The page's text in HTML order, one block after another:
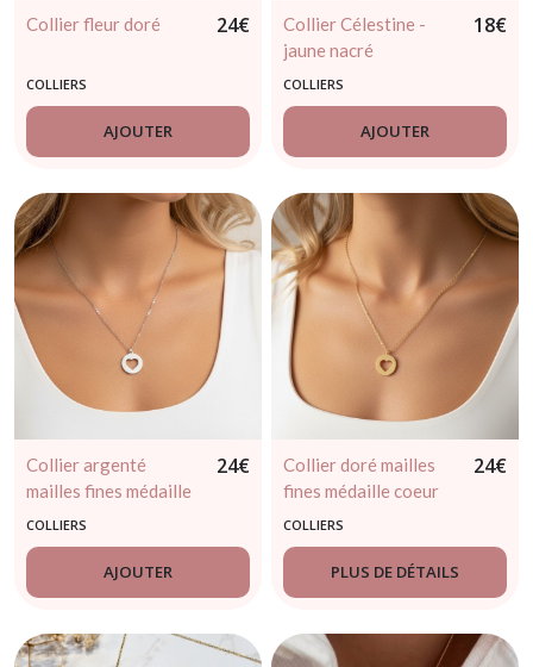
Collier fleur doré 24€
COLLIERS
AJOUTER
Collier Célestine -
jaune nacré
18€
COLLIERS
AJOUTER
Collier argenté
mailles fines médaille
coeur ajouré – Acier
inoxydable
24€
COLLIERS
AJOUTER
Collier doré mailles
fines médaille coeur
ajouré – Acier
inoxydable
24€
COLLIERS
PLUS DE DÉTAILS